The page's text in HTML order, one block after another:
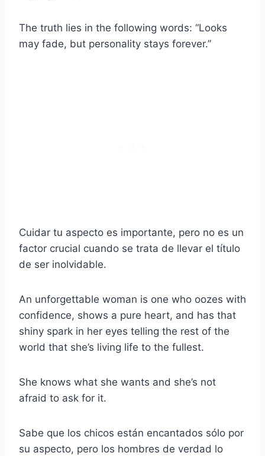
The truth lies in the following words: “Looks
may fade, but personality stays forever.”
Cuidar tu aspecto es importante, pero no es un
factor crucial cuando se trata de llevar el título
de ser inolvidable.
An unforgettable woman is one who oozes with
confidence, shows a pure heart, and has that
shiny spark in her eyes telling the rest of the
world that she’s living life to the fullest.
She knows what she wants and she’s not
afraid to ask for it.
Sabe que los chicos están encantados sólo por
su aspecto, pero los hombres de verdad lo